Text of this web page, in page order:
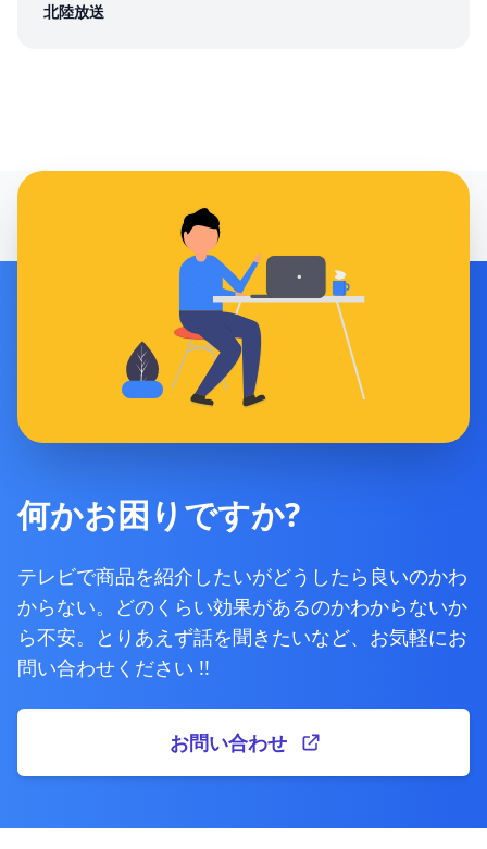
介、 プレゼントキャンペーンの実施も可能です。
北陸放送
何かお困りですか?
テレビで商品を紹介したいがどうしたら良いのかわ
からない。どのくらい効果があるのかわからないか
ら不安。とりあえず話を聞きたいなど、お気軽にお
問い合わせください !!
お問い合わせ